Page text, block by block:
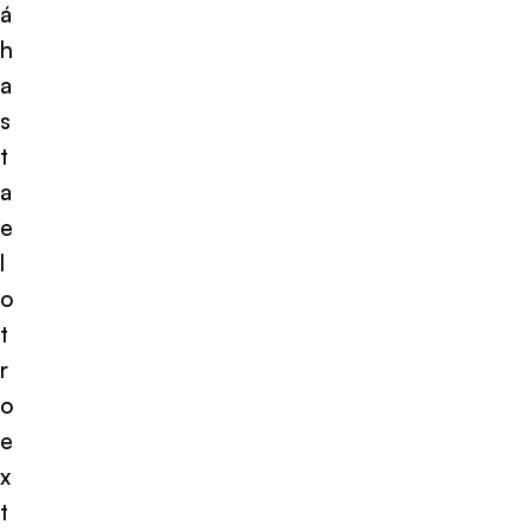
á
h
a
s
t
a
e
l
o
t
r
o
e
x
t